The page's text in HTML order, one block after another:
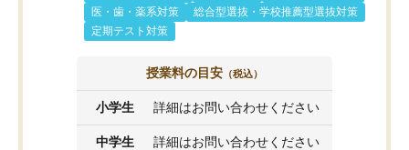
医・歯・薬系対策
総合型選抜・学校推薦型選抜対策
定期テスト対策
授業料の目安 （税込）
小学生 詳細はお問い合わせください
中学生 詳細はお問い合わせください